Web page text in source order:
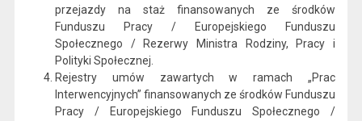
przejazdy na staż finansowanych ze środków
Funduszu Pracy / Europejskiego Funduszu
Społecznego / Rezerwy Ministra Rodziny, Pracy i
Polityki Społecznej.
Rejestry umów zawartych w ramach „Prac
Interwencyjnych” finansowanych ze środków Funduszu
Pracy / Europejskiego Funduszu Społecznego /